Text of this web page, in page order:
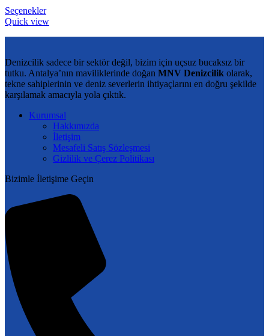
SeçeneklerBu
ürünün
var.
Seçenekler
ürün
sayfasından
Quick view
Denizcilik sadece bir sektör değil, bizim için uçsuz bucaksız bir
tutku. Antalya’nın maviliklerinde doğan MNV Denizcilik olarak,
tekne sahiplerinin ve deniz severlerin ihtiyaçlarını en doğru şekilde
karşılamak amacıyla yola çıktık.
Kurumsal
Hakkımızda
İletişim
Mesafeli Satış Sözleşmesi
Gizlilik ve Çerez Politikası
Bizimle İletişime Geçin